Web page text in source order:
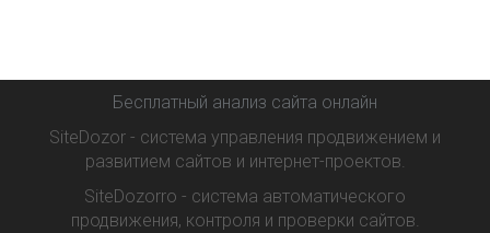
Бесплатный анализ сайта онлайн
SiteDozor - система управления продвижением и
развитием сайтов и интернет-проектов.
SiteDozorro - система автоматического
продвижения, контроля и проверки сайтов.